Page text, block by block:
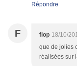
Répondre
F flop 18/10/
que de jolies
réalisées sur